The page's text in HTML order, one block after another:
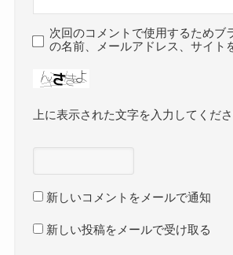
次回のコメントで使用するためブ
の名前、メールアドレス、サイト
上に表示された文字を入力してくださ
新しいコメントをメールで通知
新しい投稿をメールで受け取る